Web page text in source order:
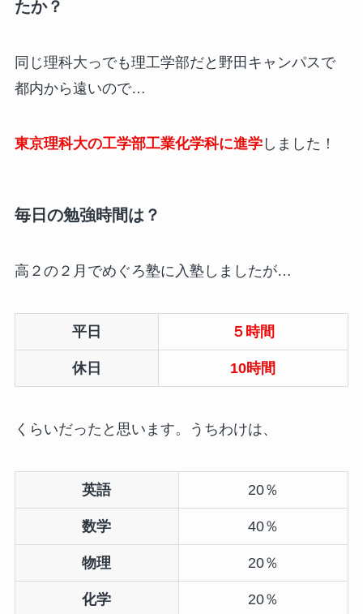
たか？
同じ理科大っでも理工学部だと野田キャンパスで
都内から遠いので…
東京理科大の工学部工業化学科に進学しました！
毎日の勉強時間は？
高２の２月でめぐろ塾に入塾しましたが…
平日 ５時間
休日 10時間
くらいだったと思います。うちわけは、
英語 20％
数学 40％
物理 20％
化学 20％